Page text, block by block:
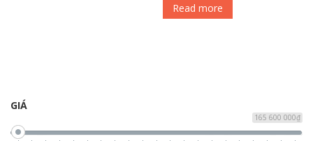
Read more
GIÁ
165 600 000₫